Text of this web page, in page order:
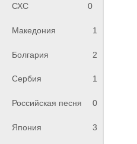
СХС
0
Македония 1
Болгария 2
Сербия 1
Российская песня 0
Япония 3